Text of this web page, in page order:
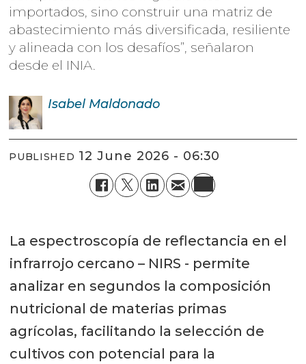
importados, sino construir una matriz de
abastecimiento más diversificada, resiliente
y alineada con los desafíos”, señalaron
desde el INIA.
Isabel Maldonado
PUBLISHED 12 June 2026 - 06:30
La espectroscopía de reflectancia en el
infrarrojo cercano – NIRS - permite
analizar en segundos la composición
nutricional de materias primas
agrícolas, facilitando la selección de
cultivos con potencial para la